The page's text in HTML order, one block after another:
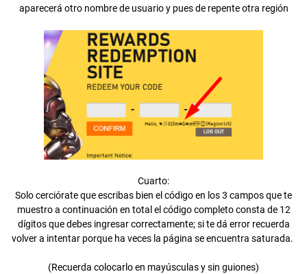
aparecerá otro nombre de usuario y pues de repente otra región
Cuarto:
Solo cerciórate que escribas bien el código en los 3 campos que te
muestro a continuación en total el código completo consta de 12
dígitos que debes ingresar correctamente; si te dá error recuerda
volver a intentar porque ha veces la página se encuentra saturada.
(Recuerda colocarlo en mayúsculas y sin guiones)